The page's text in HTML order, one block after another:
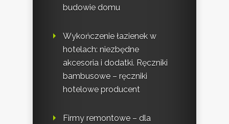
budowie domu
Wykończenie łazienek w
hotelach: niezbędne
akcesoria i dodatki. Ręczniki
bambusowe – ręczniki
hotelowe producent
Firmy remontowe – dla